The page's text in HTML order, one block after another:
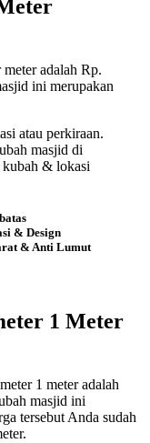
adalah Rp.
ini merupakan
atau perkiraan.
masjid di
kubah & lokasi
& Design
& Anti Lumut
1 Meter
1 meter adalah
masjid ini
tersebut Anda sudah